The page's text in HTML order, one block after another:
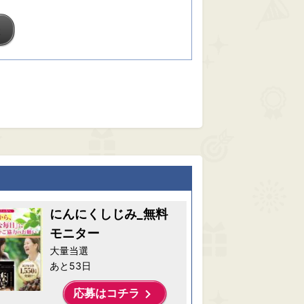
にんにくしじみ_無料
モニター
大量当選
あと53日
応募はコチラ keyboard_arrow_right